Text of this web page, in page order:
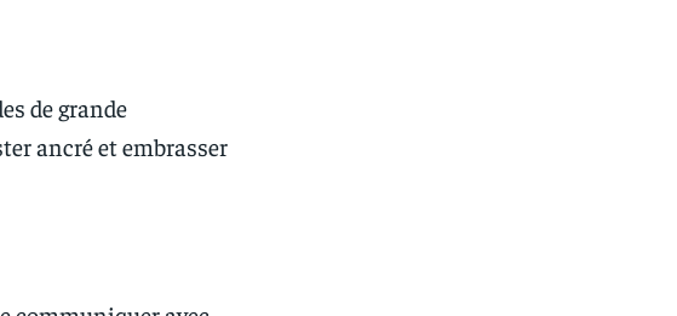
de grande
ancré et embrasser